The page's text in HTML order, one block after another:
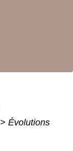
> Évolutions